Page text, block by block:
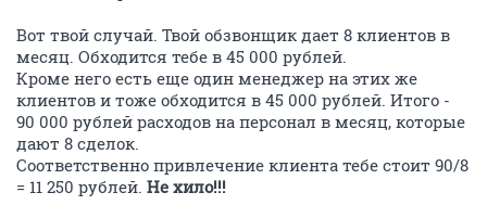
Вот твой случай. Твой обзвонщик дает 8 клиентов в
месяц. Обходится тебе в 45 000 рублей.
Кроме него есть еще один менеджер на этих же
клиентов и тоже обходится в 45 000 рублей. Итого -
90 000 рублей расходов на персонал в месяц, которые
дают 8 сделок.
Соответственно привлечение клиента тебе стоит 90/8
= 11 250 рублей. Не хило!!!